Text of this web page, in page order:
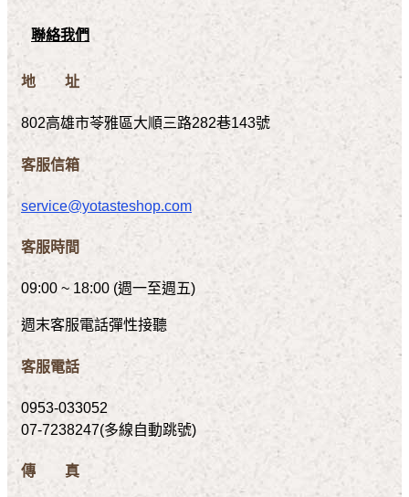
聯絡我們
地 址
802高雄市苓雅區大順三路282巷143號
客服信箱
service@yotasteshop.com
客服時間
09:00 ~ 18:00 (週一至週五)
週末客服電話彈性接聽
客服電話
0953-033052
07-7238247(多線自動跳號)
傳 真